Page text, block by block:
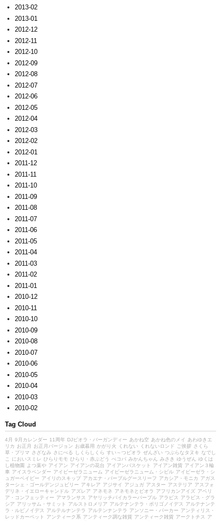
2013-02
2013-01
2012-12
2012-11
2012-10
2012-09
2012-08
2012-07
2012-06
2012-05
2012-04
2012-03
2012-02
2012-01
2011-12
2011-11
2011-10
2011-09
2011-08
2011-07
2011-06
2011-05
2011-04
2011-03
2011-02
2011-01
2010-12
2010-11
2010-10
2010-09
2010-08
2010-07
2010-06
2010-05
2010-04
2010-03
2010-02
Tag Cloud
4月 9月カレンダー 11周年 DJビオラ・バーガンディー あかね空 あかね色のメイ
あわゆきエ
リカ お正月 お正月バージョン お歳暮用 かがり火 くれない くれないロンド ご挨拶 さくら
草・プリマ さざなみ さにべる しくらしくら すい～つビオラ ぜんざい つぶらなタヌキ なでし
こ
においスミレ ひらりモモ ひらり・赤ぶどう べコパ みかんちゃん みさき ゆうぜん
ゆくは
し植物園
よつ葉や アイアン アイアンの花台 アイアンバスケット アイアン雑貨 アイアン３輪
車 アイスラベンダー アイビーゼラニューム アイビーゼラニューム・シビル アイビーゼラ・シ
ュガーベイビー アイリのスキップ アカエナ・パープルグースリーフ アカシア・モニカ アガス
ターシェ・ゴールデンジュビリー アキレア アジサイ アジュガ アスター アステリア アスフォ
デリネ・イエローキャンドル アズレア アネモネ アネモネとビオラ アフリカンアイズ アベリ
ア・コンフェッティー アマランサス アヤリッチバイカラーパープル アラビス
アラビス・グラ
シア アリッサム・サミット アルストロメリア アルテナンテラ・ポリゴノイデス
アルテナンテ
ラ・ルビノイデス
アルテルナンテラ アルテンナンテラ アンソニー・パーカー アンティリス・
レッドカーペット
アンティーク系 アンティーク調な雑貨 アンティーク雑貨 アークトチス
ア